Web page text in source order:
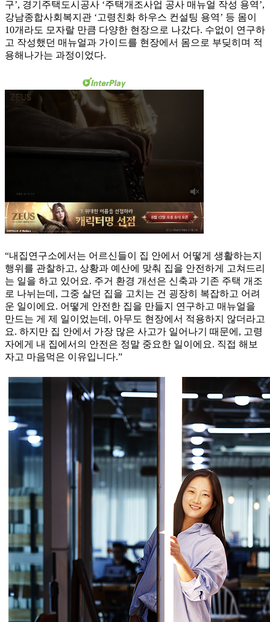
구’, 경기주택도시공사 ‘주택개조사업 공사 매뉴얼 작성 용역’,
강남종합사회복지관 ‘고령친화 하우스 컨설팅 용역’ 등 몸이
10개라도 모자랄 만큼 다양한 현장으로 나갔다. 수없이 연구하
고 작성했던 매뉴얼과 가이드를 현장에서 몸으로 부딪히며 적
용해나가는 과정이었다.
“내집연구소에서는 어르신들이 집 안에서 어떻게 생활하는지
행위를 관찰하고, 상황과 예산에 맞춰 집을 안전하게 고쳐드리
는 일을 하고 있어요. 주거 환경 개선은 신축과 기존 주택 개조
로 나뉘는데, 그중 살던 집을 고치는 건 굉장히 복잡하고 어려
운 일이에요. 어떻게 안전한 집을 만들지 연구하고 매뉴얼을
만드는 게 제 일이었는데, 아무도 현장에서 적용하지 않더라고
요. 하지만 집 안에서 가장 많은 사고가 일어나기 때문에, 고령
자에게 내 집에서의 안전은 정말 중요한 일이에요. 직접 해보
자고 마음먹은 이유입니다.”